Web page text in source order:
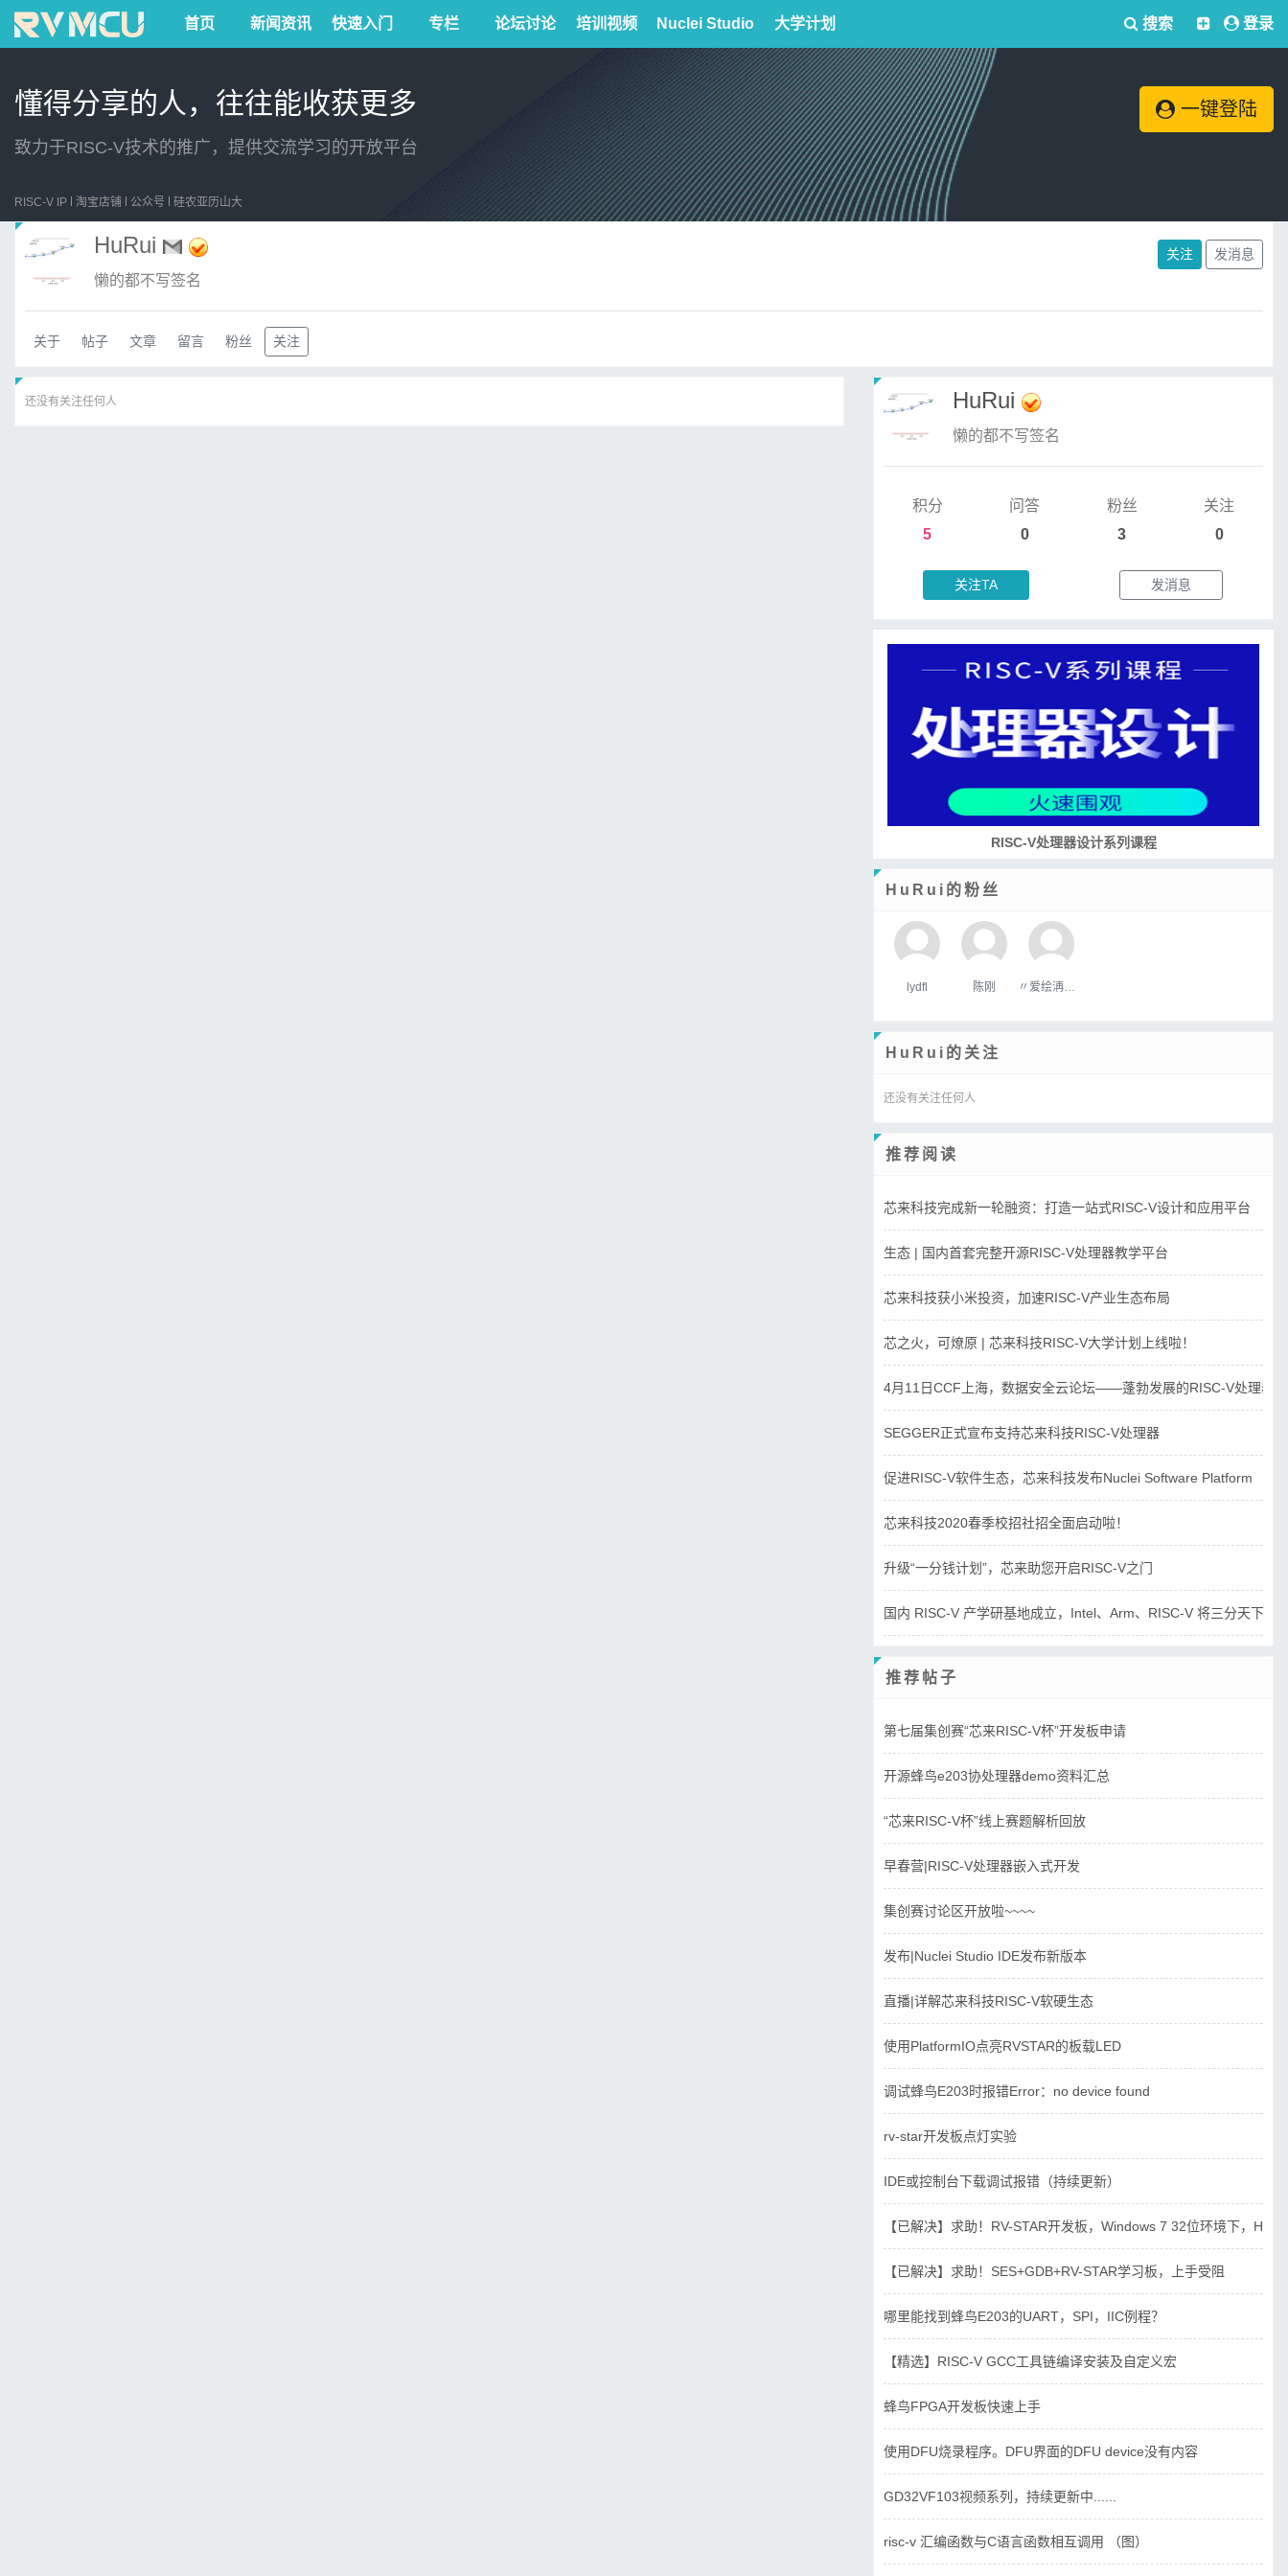
首页 新闻资讯 快速入门 专栏 论坛讨论 培训视频 Nuclei Studio 大学计划 搜索 登录
懂得分享的人，往往能收获更多
致力于RISC-V技术的推广，提供交流学习的开放平台
一键登陆
RISC-V IP 淘宝店铺 公众号 硅农亚历山大
HuRui
懒的都不写签名
关注 发消息
关于 帖子 文章 留言 粉丝 关注
还没有关注任何人 HuRui
懒的都不写签名
积分
5
问答
0
粉丝
3
关注
0
关注TA 发消息
RISC-V处理器设计系列课程
HuRui的粉丝
lydfl 陈刚
HuRui的关注
还没有关注任何人
推荐阅读
芯来科技完成新一轮融资：打造一站式RISC-V设计和应用平台
生态 | 国内首套完整开源RISC-V处理器教学平台
芯来科技获小米投资，加速RISC-V产业生态布局
芯之火，可燎原 | 芯来科技RISC-V大学计划上线啦！
4月11日CCF上海，数据安全云论坛——蓬勃发展的RISC-V处理器
SEGGER正式宣布支持芯来科技RISC-V处理器
促进RISC-V软件生态，芯来科技发布Nuclei Software Platform
芯来科技2020春季校招社招全面启动啦！
升级“一分钱计划”，芯来助您开启RISC-V之门
国内 RISC-V 产学研基地成立，Intel、Arm、RISC-V 将三分天下？
推荐帖子
第七届集创赛“芯来RISC-V杯”开发板申请
开源蜂鸟e203协处理器demo资料汇总
“芯来RISC-V杯”线上赛题解析回放
早春营|RISC-V处理器嵌入式开发
集创赛讨论区开放啦~~~~
发布|Nuclei Studio IDE发布新版本
直播|详解芯来科技RISC-V软硬生态
使用PlatformIO点亮RVSTAR的板载LED
调试蜂鸟E203时报错Error：no device found
rv-star开发板点灯实验
IDE或控制台下载调试报错（持续更新）
【已解决】求助！RV-STAR开发板，Windows 7 32位环境下，
【已解决】求助！SES+GDB+RV-STAR学习板，上手受阻
哪里能找到蜂鸟E203的UART，SPI，IIC例程？
【精选】RISC-V GCC工具链编译安装及自定义宏
蜂鸟FPGA开发板快速上手
使用DFU烧录程序。DFU界面的DFU device没有内容
GD32VF103视频系列，持续更新中......
risc-v 汇编函数与C语言函数相互调用 （图）